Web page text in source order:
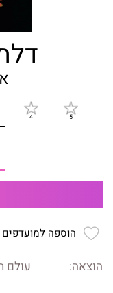
הוספה למועדפים
הוצאה: עולם